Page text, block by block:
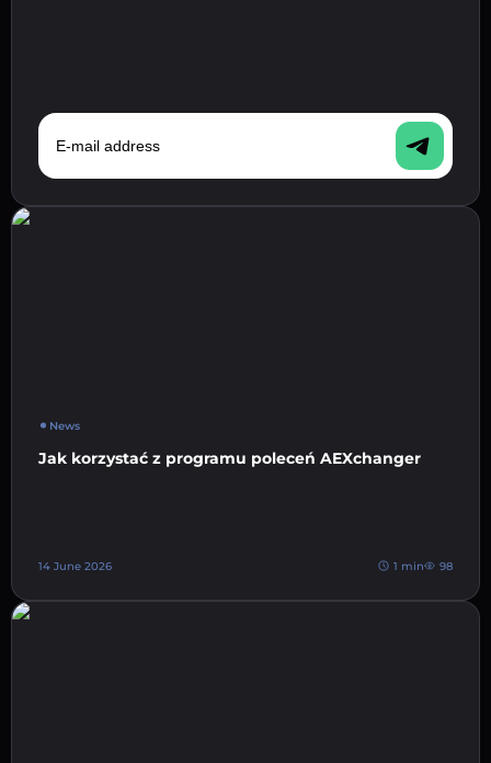
E-mail address
News
Jak korzystać z programu poleceń AEXchanger
14 June 2026 1 min 98